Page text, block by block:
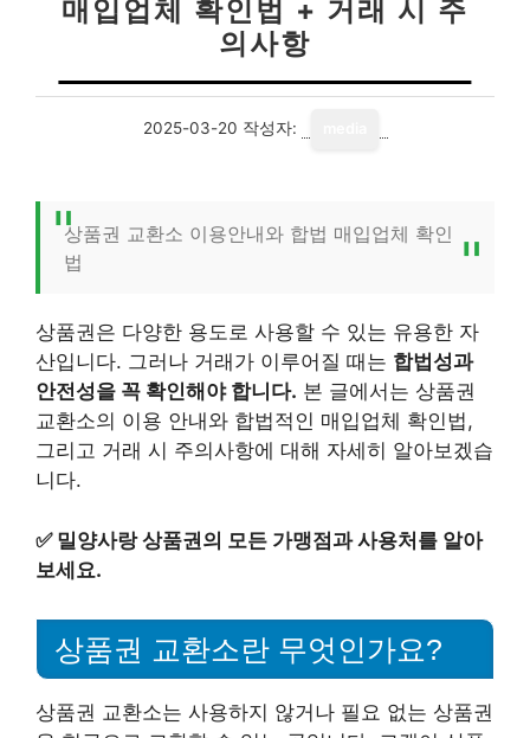
매입업체 확인법 + 거래 시 주
의사항
2025-03-20 작성자:
상품권 교환소 이용안내와 합법 매입업체 확인
법
상품권은 다양한 용도로 사용할 수 있는 유용한 자
산입니다. 그러나 거래가 이루어질 때는 합법성과
안전성을 꼭 확인해야 합니다. 본 글에서는 상품권
교환소의 이용 안내와 합법적인 매입업체 확인법,
그리고 거래 시 주의사항에 대해 자세히 알아보겠습
니다.
✅ 밀양사랑 상품권의 모든 가맹점과 사용처를 알아
보세요.
상품권 교환소란 무엇인가요?
상품권 교환소는 사용하지 않거나 필요 없는 상품권